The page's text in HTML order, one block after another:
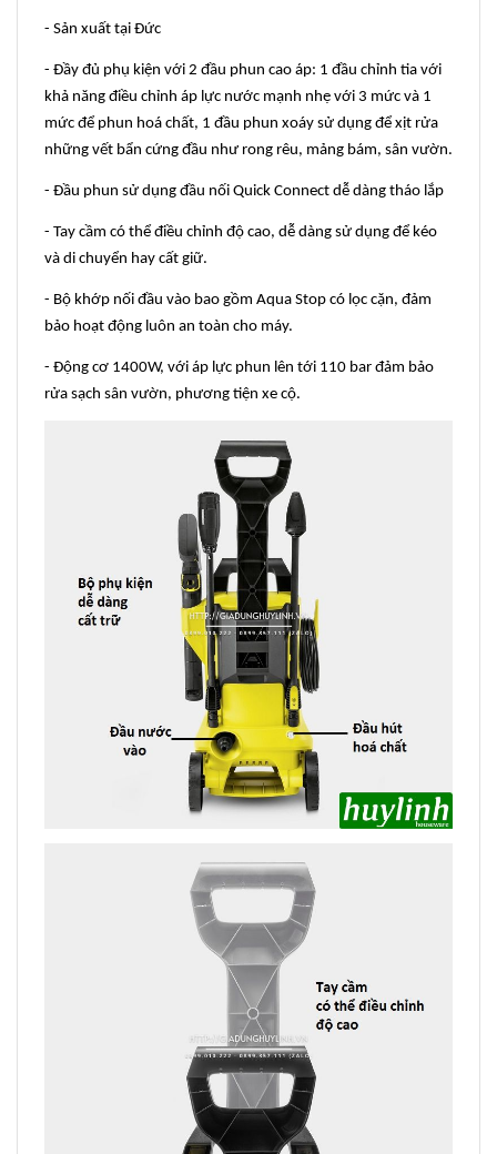
- Sản xuất tại Đức
- Đầy đủ phụ kiện với 2 đầu phun cao áp: 1 đầu chỉnh tia với
khả năng điều chỉnh áp lực nước mạnh nhẹ với 3 mức và 1
mức để phun hoá chất, 1 đầu phun xoáy sử dụng để xịt rửa
những vết bẩn cứng đầu như rong rêu, mảng bám, sân vườn.
- Đầu phun sử dụng đầu nối Quick Connect dễ dàng tháo lắp
- Tay cầm có thể điều chỉnh độ cao, dễ dàng sử dụng để kéo
và di chuyển hay cất giữ.
- Bộ khớp nối đầu vào bao gồm Aqua Stop có lọc cặn, đảm
bảo hoạt động luôn an toàn cho máy.
- Động cơ 1400W, với áp lực phun lên tới 110 bar đảm bảo
rửa sạch sân vườn, phương tiện xe cộ.